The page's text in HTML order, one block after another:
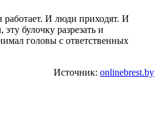
И люди приходят. И
булочку разрезать и
головы с ответственных
Источник: onlinebrest.by